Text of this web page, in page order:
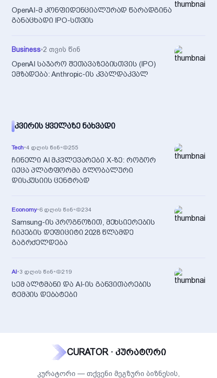
OpenAI-მ კონფიდენციალურად წარადგინა
განაცხადი IPO-სთვის
Business•2 თვის წინ
OpenAI საჯარო შეთავაზებისთვის (IPO)
ემზადება: Anthropic-ის კვალდაკვალ
ᲙᲕᲘᲠᲘᲡ ᲧᲕᲔᲚᲐᲖᲔ ᲜᲐᲮᲕᲐᲓᲘ
Tech•4 დღის წინ• 255
ჩინელი AI მკვლევარები X-ზე: როგორ
იქცა პლატფორმა გლობალური
დისკუსიის ცენტრად
Economy•6 დღის წინ• 234
Samsung-ის პროგნოზით, მეხსიერების
ჩიპების დეფიციტი 2028 წლამდე
გაგრძელდება
AI•3 დღის წინ• 219
სემ ალტმანი და AI-ის განვითარების
ტემპის დებატები
CURATOR · კურატორი
კურატორი — თქვენი მეგზური ბიზნესის,